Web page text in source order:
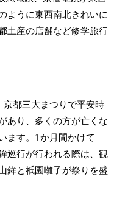
ように東西南北きれいに
土産の店舗など修学旅行
都三大まつりで平安時
あり、多くの方が亡くな
ます。1か月間かけて
巡行が行われる際は、観
鉾と祇園囃子が祭りを盛